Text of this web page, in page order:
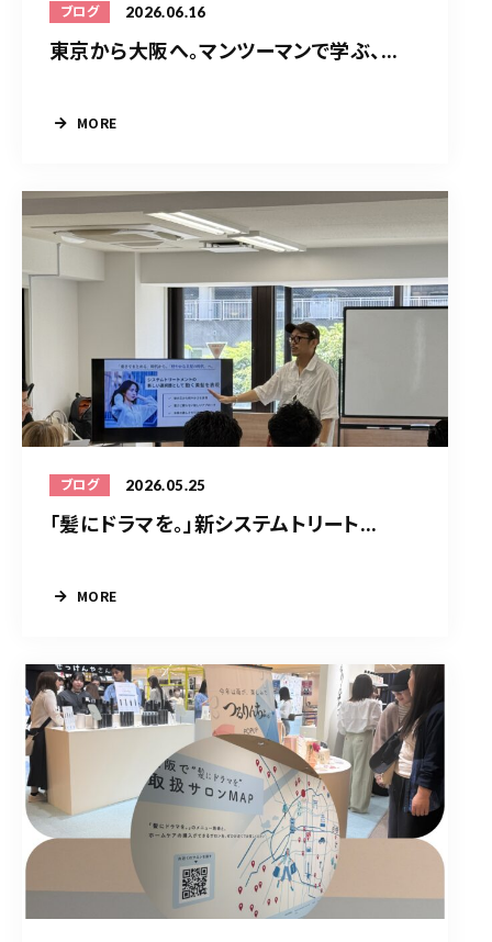
ブログ 2026.06.16
東京から大阪へ。マンツーマンで学ぶ、...
MORE
ブログ 2026.05.25
「髪にドラマを。」新システムトリート...
MORE